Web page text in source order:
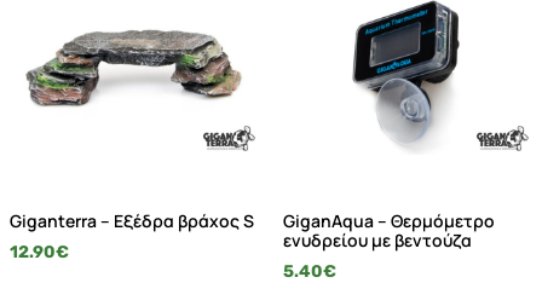
Giganterra – Εξέδρα βράχος S
12.90€
GiganAqua – Θερμόμετρο
ενυδρείου με βεντούζα
5.40€